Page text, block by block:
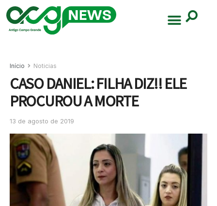
Início Noticias
CASO DANIEL: FILHA DIZ!! ELE
PROCUROU A MORTE
13 de agosto de 2019